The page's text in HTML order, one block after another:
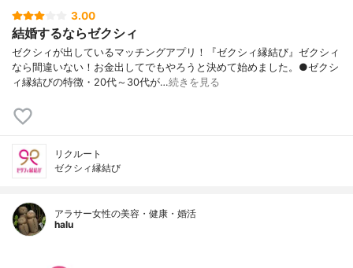
3.00
結婚するならゼクシィ
ゼクシィが出しているマッチングアプリ！『ゼクシィ縁結び』ゼクシィ
なら間違いない！お金出してでもやろうと決めて始めました。●ゼクシ
ィ縁結びの特徴・20代～30代が…続きを見る
リクルート
ゼクシィ縁結び
アラサー女性の美容・健康・婚活
halu